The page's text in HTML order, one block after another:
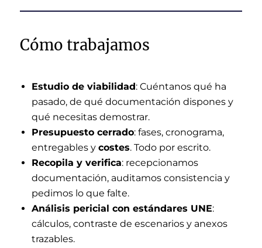
Cómo trabajamos
Estudio de viabilidad: Cuéntanos qué ha
pasado, de qué documentación dispones y
qué necesitas demostrar.
Presupuesto cerrado: fases, cronograma,
entregables y costes. Todo por escrito.
Recopila y verifica: recepcionamos
documentación, auditamos consistencia y
pedimos lo que falte.
Análisis pericial con estándares UNE:
cálculos, contraste de escenarios y anexos
trazables.